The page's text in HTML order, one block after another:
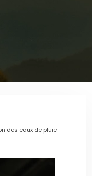
des eaux de pluie